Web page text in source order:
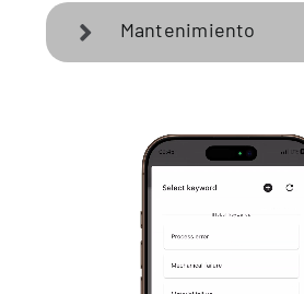
Mantenimiento